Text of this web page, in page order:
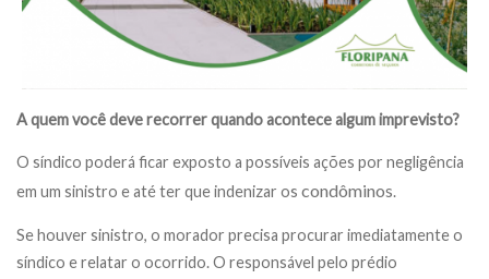
A quem você deve recorrer quando acontece algum imprevisto?
O síndico poderá ficar exposto a possíveis ações por negligência
em um sinistro e até ter que indenizar os condôminos.
Se houver sinistro, o morador precisa procurar imediatamente o
síndico e relatar o ocorrido. O responsável pelo prédio